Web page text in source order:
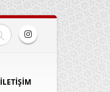
İLETIŞIM